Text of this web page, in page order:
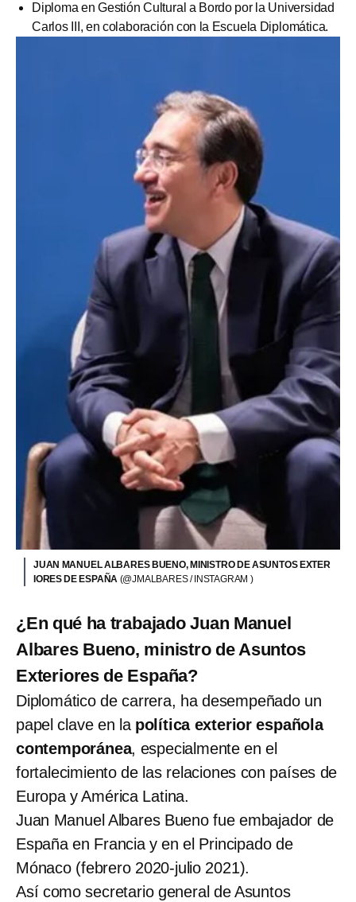
Diploma en Gestión Cultural a Bordo por la Universidad
Carlos III, en colaboración con la Escuela Diplomática.
JUAN MANUEL ALBARES BUENO, MINISTRO DE ASUNTOS EXTER
IORES DE ESPAÑA (@JMALBARES / INSTAGRAM )
¿En qué ha trabajado Juan Manuel
Albares Bueno, ministro de Asuntos
Exteriores de España?
Diplomático de carrera, ha desempeñado un
papel clave en la política exterior española
contemporánea, especialmente en el
fortalecimiento de las relaciones con países de
Europa y América Latina.
Juan Manuel Albares Bueno fue embajador de
España en Francia y en el Principado de
Mónaco (febrero 2020-julio 2021).
Así como secretario general de Asuntos